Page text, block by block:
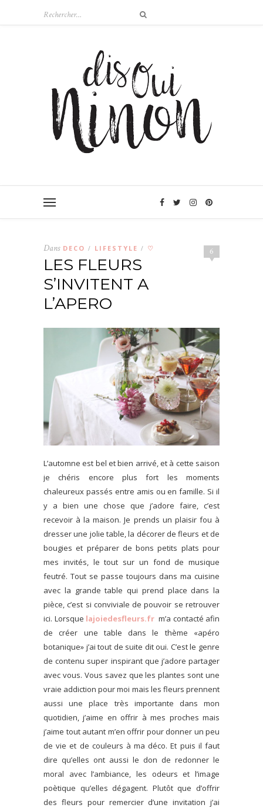
6
Dans DECO / LIFESTYLE / ♡
LES FLEURS
S’INVITENT A
L’APERO
L’automne est bel et bien arrivé, et à cette saison
je chéris encore plus fort les moments
chaleureux passés entre amis ou en famille. Si il
y a bien une chose que j’adore faire, c’est
recevoir à la maison. Je prends un plaisir fou à
dresser une jolie table, la décorer de fleurs et de
bougies et préparer de bons petits plats pour
mes invités, le tout sur un fond de musique
feutré. Tout se passe toujours dans ma cuisine
avec la grande table qui prend place dans la
pièce, c’est si conviviale de pouvoir se retrouver
ici. Lorsque lajoiedesfleurs.fr m’a contacté afin
de créer une table dans le thème «apéro
botanique» j’ai tout de suite dit oui. C’est le genre
de contenu super inspirant que j’adore partager
avec vous. Vous savez que les plantes sont une
vraie addiction pour moi mais les fleurs prennent
aussi une place très importante dans mon
quotidien, j’aime en offrir à mes proches mais
j’aime tout autant m’en offrir pour donner un peu
de vie et de couleurs à ma déco. Et puis il faut
dire qu’elles ont aussi le don de redonner le
moral avec l’ambiance, les odeurs et l’image
poètique qu’elles dégagent. Plutôt que d’offrir
des fleurs pour remercier d’une invitation j’ai